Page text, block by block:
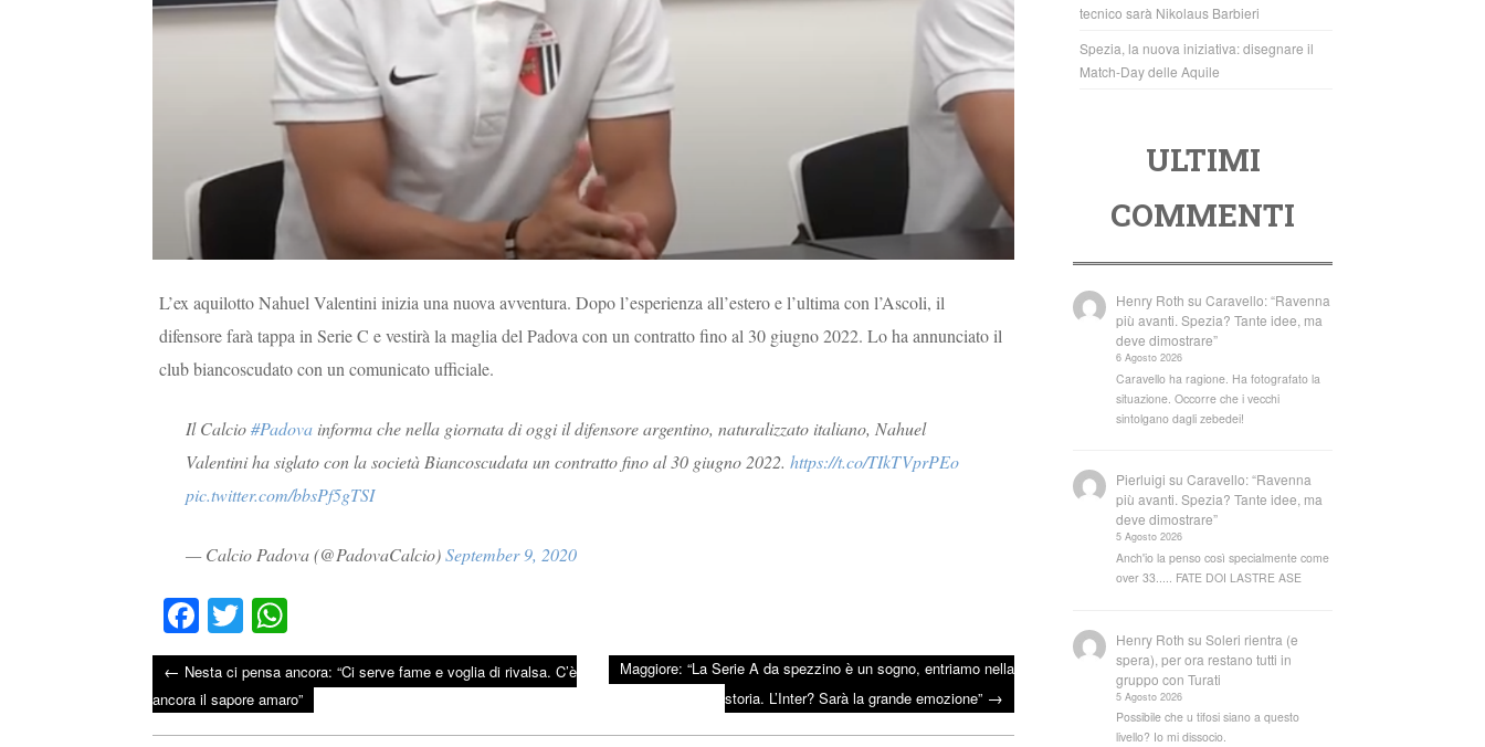
L’ex aquilotto Nahuel Valentini inizia una nuova avventura. Dopo l’esperienza all’estero e l’ultima con l’Ascoli, il
difensore farà tappa in Serie C e vestirà la maglia del Padova con un contratto fino al 30 giugno 2022. Lo ha annunciato il
club biancoscudato con un comunicato ufficiale.
Il Calcio#Padova informa che nella giornata di oggi il difensore argentino, naturalizzato italiano, Nahuel
Valentini ha siglato con la società Biancoscudata un contratto fino al 30 giugno 2022. https://t.co/TIkTVprPEo
pic.twitter.com/bbsPf5gTSI
— Calcio Padova (@PadovaCalcio)September 9, 2020
Fa
ce
bo
ok
T
wi
tte
r
ha
ts
A
Post navigation
← Nesta ci pensa ancora: “Ci serve fame e voglia di rivalsa. C’è
ancora il sapore amaro”
Maggiore: “La Serie A da spezzino è un sogno, entriamo nella
storia. L’Inter? Sarà la grande emozione” →
tecnico sarà Nikolaus Barbieri
Spezia, la nuova iniziativa: disegnare il
Match-Day delle Aquile
ULTIMI
COMMENTI
Henry Roth suCaravello: “Ravenna
più avanti. Spezia? Tante idee, ma
deve dimostrare”
6 Agosto 2026
Caravello ha ragione. Ha fotografato la
situazione. Occorre che i vecchi
sintolgano dagli zebedei!
Pierluigi suCaravello: “Ravenna
più avanti. Spezia? Tante idee, ma
deve dimostrare”
5 Agosto 2026
Anch'io la penso così specialmente come
over 33..... FATE DOI LASTRE ASE
Henry Roth suSoleri rientra (e
spera), per ora restano tutti in
gruppo con Turati
5 Agosto 2026
Possibile che u tifosi siano a questo
livello? Io mi dissocio.